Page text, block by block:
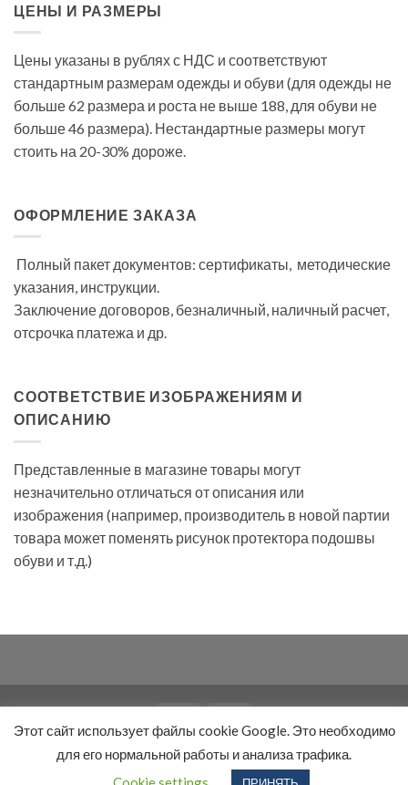
ЦЕНЫ И РАЗМЕРЫ
Цены указаны в рублях с НДС и соответствуют
стандартным размерам одежды и обуви (для одежды не
больше 62 размера и роста не выше 188, для обуви не
больше 46 размера). Нестандартные размеры могут
стоить на 20-30% дороже.
ОФОРМЛЕНИЕ ЗАКАЗА
Полный пакет документов: сертификаты, методические
указания, инструкции.
Заключение договоров, безналичный, наличный расчет,
отсрочка платежа и др.
СООТВЕТСТВИЕ ИЗОБРАЖЕНИЯМ И
ОПИСАНИЮ
Представленные в магазине товары могут
незначительно отличаться от описания или
изображения (например, производитель в новой партии
товара может поменять рисунок протектора подошвы
обуви и т.д.)
УСЛУГИ
ДОСТАВКА
ПРАВИЛА И УСЛОВИЯ
Этот сайт использует файлы cookie Google. Это необходимо
для его нормальной работы и анализа трафика.